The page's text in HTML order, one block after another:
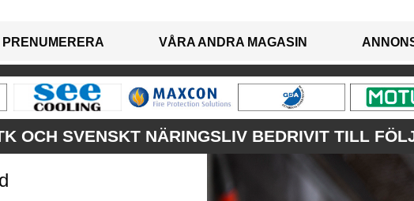
PRENUMERERA VÅRA ANDRA MAGASIN
OCH SVENSKT NÄRINGSLIV BEDRIVIT TILL